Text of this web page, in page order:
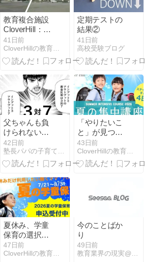
教育複合施設
CloverHill：府
中第七小学
校・武蔵台小
学校の統合で
どもたちの未
41日前
定期テストの
結果②
41日前
高校受験ブログ
父ちゃんも負
けられない！
～最近の我が
家、謎すぎる
「娘」編～
42日前
「やりたいこ
と」が見つか
らない夏へ。
お子様の可能
性を広げるヒ
43日前
夏休み、学童
保育の選択が
小学生の人生
を変える理由
47日前
CloverHillの教育プログラムとサービス：学童保育
今のことばか
り
49日前
教育業界の現実@埼玉